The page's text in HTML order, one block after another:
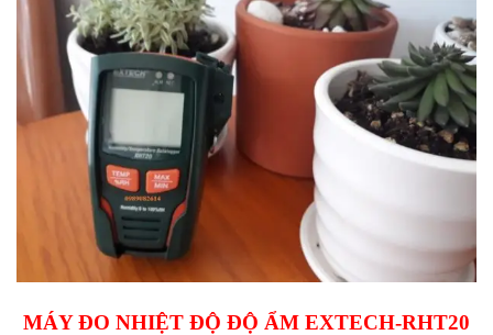
MÁY ĐO NHIỆT ĐỘ ĐỘ ẨM EXTECH-RHT20